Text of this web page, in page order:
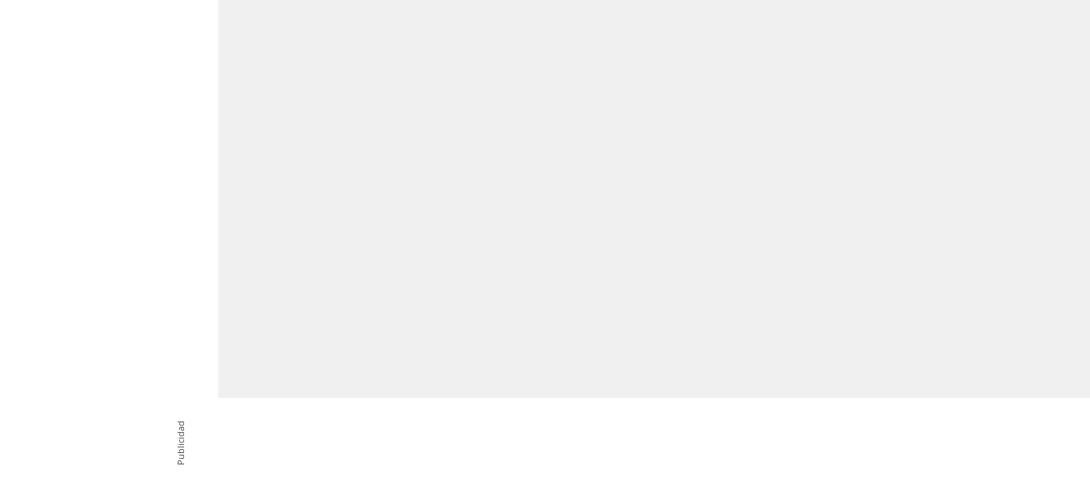
Publicidad